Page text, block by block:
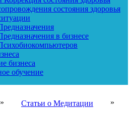
состояния здоровья
в бизнесе
бизнеса
обучение
» Статьи о Медитации »